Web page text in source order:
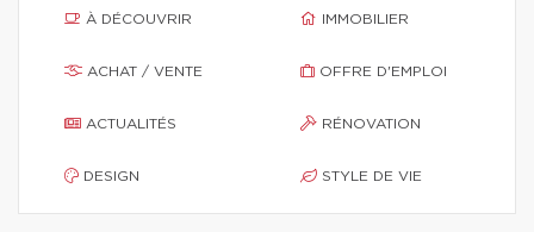
À DÉCOUVRIR
ACHAT / VENTE
ACTUALITÉS
DESIGN
IMMOBILIER
OFFRE D'EMPLOI
RÉNOVATION
STYLE DE VIE